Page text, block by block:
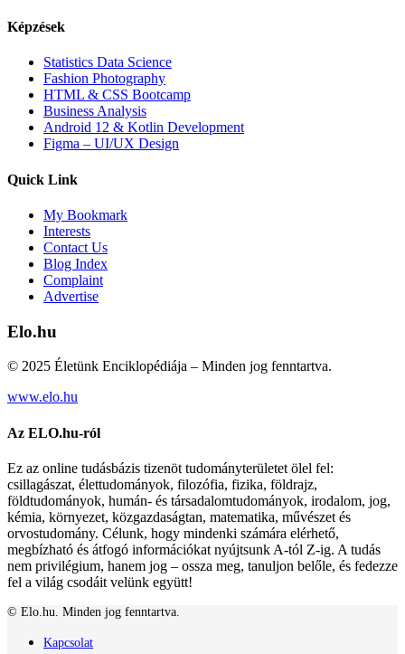
Képzések
Statistics Data Science
Fashion Photography
HTML & CSS Bootcamp
Business Analysis
Android 12 & Kotlin Development
Figma – UI/UX Design
Quick Link
My Bookmark
Interests
Contact Us
Blog Index
Complaint
Advertise
Elo.hu
© 2025 Életünk Enciklopédiája – Minden jog fenntartva.
www.elo.hu
Az ELO.hu-ról
Ez az online tudásbázis tizenöt tudományterületet ölel fel:
csillagászat, élettudományok, filozófia, fizika, földrajz,
földtudományok, humán- és társadalomtudományok, irodalom, jog,
kémia, környezet, közgazdaságtan, matematika, művészet és
orvostudomány. Célunk, hogy mindenki számára elérhető,
megbízható és átfogó információkat nyújtsunk A-tól Z-ig. A tudás
nem privilégium, hanem jog – ossza meg, tanuljon belőle, és fedezze
fel a világ csodáit velünk együtt!
© Elo.hu. Minden jog fenntartva.
Kapcsolat